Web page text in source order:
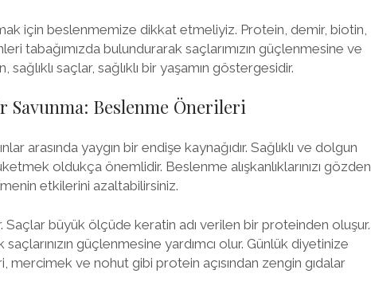
için beslenmemize dikkat etmeliyiz. Protein, demir, biotin,
tabağımızda bulundurarak saçlarımızın güçlenmesine ve
sağlıklı saçlar, sağlıklı bir yaşamın göstergesidir.
Savunma: Beslenme Önerileri
arasında yaygın bir endişe kaynağıdır. Sağlıklı ve dolgun
oldukça önemlidir. Beslenme alışkanlıklarınızı gözden
etkilerini azaltabilirsiniz.
Saçlar büyük ölçüde keratin adı verilen bir proteinden oluşur.
güçlenmesine yardımcı olur. Günlük diyetinize
mercimek ve nohut gibi protein açısından zengin gıdalar